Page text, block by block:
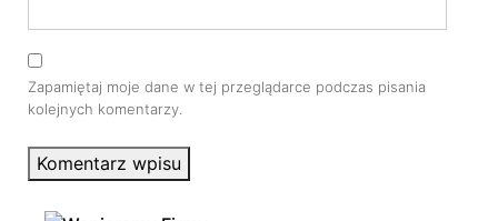
Zapamiętaj moje dane w tej przeglądarce podczas pisania
kolejnych komentarzy.
Komentarz wpisu